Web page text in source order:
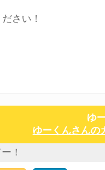
さい！
ゆ
ゆーくんさんの
！